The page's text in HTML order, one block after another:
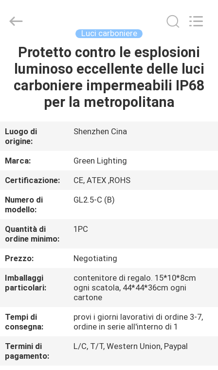
CASA
PRODOTTI
NOI
GIRO
DELLA
FABBRICA
CONTROLLO
DI
QUALITÀ
CONTATTICI
RICHIEDA
CITAZIONE
TECHNOLOGY
CO.,LTD.
Developed
Luci carboniere
Protetto contro le esplosioni
luminoso eccellente delle luci
carboniere impermeabili IP68
per la metropolitana
Luogo di
origine:
Shenzhen Cina
Marca:
Green Lighting
Certificazione:
CE, ATEX ,ROHS
Numero di
modello:
GL2.5-C (B)
Quantità di
ordine minimo:
1PC
Prezzo:
Negotiating
Imballaggi
particolari:
contenitore di regalo. 15*10*8cm
ogni scatola, 44*44*36cm ogni
cartone
Tempi di
consegna:
provi i giorni lavorativi di ordine 3-7,
ordine in serie all'interno di 1
Termini di
pagamento:
L/C, T/T, Western Union, Paypal